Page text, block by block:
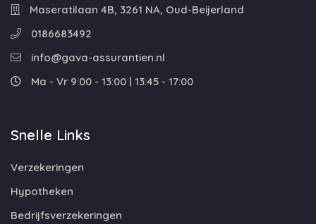
Maseratilaan 4B, 3261 NA, Oud-Beijerland
0186683492
info@gava-assurantien.nl
Ma - Vr 9:00 - 13:00 | 13:45 - 17:00
Snelle Links
Verzekeringen
Hypotheken
Bedrijfsverzekeringen